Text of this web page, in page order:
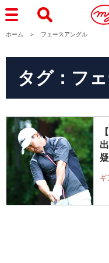
ホーム フェースアングル
タグ：フ
ギ